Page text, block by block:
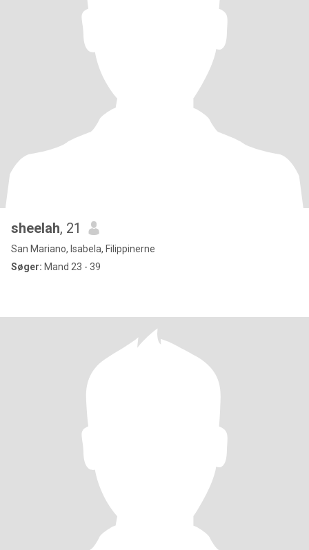
sheelah, 21
San Mariano, Isabela, Filippinerne
Søger: Mand 23 - 39